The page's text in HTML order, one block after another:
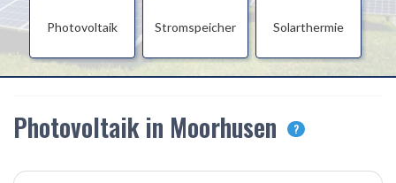
Photovoltaik Stromspeicher Solarthermie
Photovoltaik in Moorhusen ?